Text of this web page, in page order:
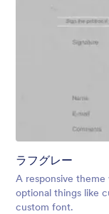
ラフグレー
A responsive
optional things like
custom font.